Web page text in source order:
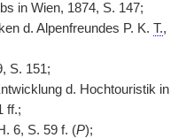
in Wien, 1874, S. 147;
d. Alpenfreundes P. K. T.,
S. 151;
d. Hochtouristik in
ff.;
6, S. 59 f. (P);